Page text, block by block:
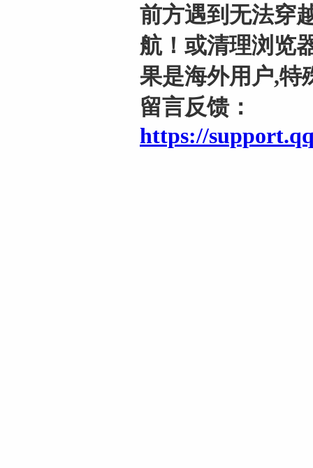
前方遇到无法穿
航！或清理浏览
果是海外用户,特
留言反馈：
https://